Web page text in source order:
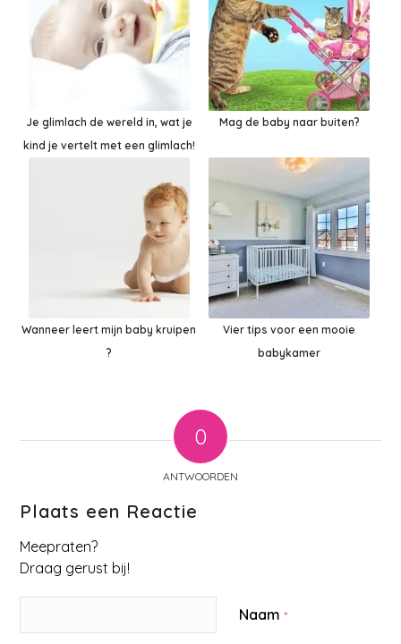
Je glimlach de wereld in, wat je
kind je vertelt met een glimlach!
Mag de baby naar buiten?
Wanneer leert mijn baby kruipen
?
Vier tips voor een mooie
babykamer
0
ANTWOORDEN
Plaats een Reactie
Meepraten?
Draag gerust bij!
Naam*